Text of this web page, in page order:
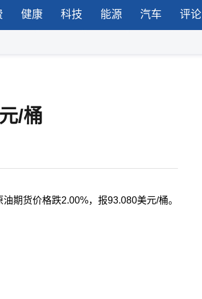
健康 科技 能源 汽车 评论
/桶
期货价格跌2.00%，报93.080美元/桶。